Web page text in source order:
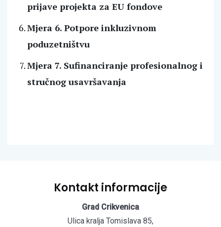
prijave projekta za EU fondove
Mjera 6. Potpore inkluzivnom
poduzetništvu
Mjera 7. Sufinanciranje profesionalnog i
stručnog usavršavanja
Kontakt informacije
Grad Crikvenica
Ulica kralja Tomislava 85,